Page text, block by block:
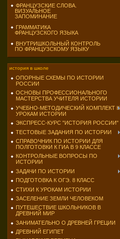
ФРАНЦУЗСКИЕ СЛОВА.
ВИЗУАЛЬНОЕ
ЗАПОМИНАНИЕ
ГРАММАТИКА
ФРАНЦУЗСКОГО ЯЗЫКА
ВНУТРИШКОЛЬНЫЙ КОНТРОЛЬ
ПО ФРАНЦУЗСКОМУ ЯЗЫКУ
история в школе
ОПОРНЫЕ СХЕМЫ ПО ИСТОРИИ
РОССИИ
ОСНОВЫ ПРОФЕССИОНАЛЬНОГО
МАСТЕРСТВА УЧИТЕЛЯ ИСТОРИИ
УЧЕБНО-МЕТОДИЧЕСКИЙ КОМПЛЕКТ К
УРОКАМ ИСТОРИИ
ЭКСПРЕСС-КУРС "ИСТОРИЯ РОССИИ"
ТЕСТОВЫЕ ЗАДАНИЯ ПО ИСТОРИИ
СПРАВОЧНИК ПО ИСТОРИИ ДЛЯ
ПОЛГОТОВКИ К ГИА В 9 КЛАССЕ
КОНТРОЛЬНЫЕ ВОПРОСЫ ПО
ИСТОРИИ
ЗАДАЧИ ПО ИСТОРИИ
ПОДГОТОВКА К ОГЭ. 8 КЛАСС
СТИХИ К УРОКАМ ИСТОРИИ
ЗАСЕЛЕНИЕ ЗЕМЛИ ЧЕЛОВЕКОМ
ПУТЕШЕСТВИЕ ШКОЛЬНИКОВ В
ДРЕВНИЙ МИР
ЗАНИМАТЕЛЬНО О ДРЕВНЕЙ ГРЕЦИИ
ДРЕВНИЙ ЕГИПЕТ